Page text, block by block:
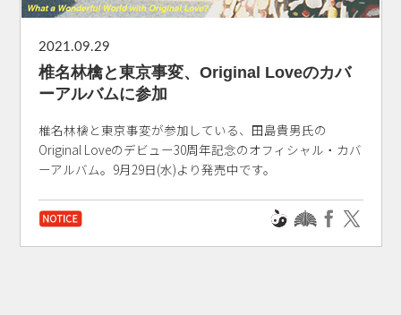
2021.09.29
椎名林檎と東京事変、Original Loveのカバ
ーアルバムに参加
椎名林檎と東京事変が参加している、田島貴男氏の
Original Loveのデビュー30周年記念のオフィシャル・カバ
ーアルバム。9月29日(水)より発売中です。